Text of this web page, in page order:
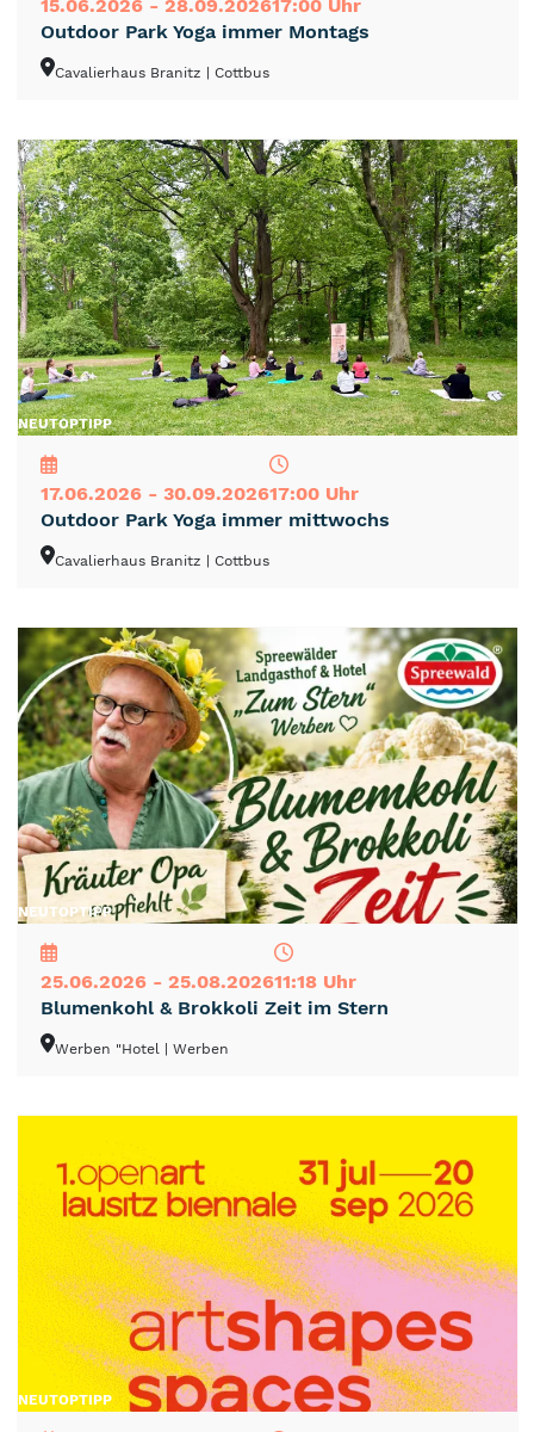
15.06.2026 - 28.09.202617:00 Uhr
Outdoor Park Yoga immer Montags
Cavalierhaus Branitz | Cottbus
NEUTOPTIPP
17.06.2026 - 30.09.202617:00 Uhr
Outdoor Park Yoga immer mittwochs
Cavalierhaus Branitz | Cottbus
NEUTOPTIPP
25.06.2026 - 25.08.202611:18 Uhr
Blumenkohl & Brokkoli Zeit im Stern
Werben "Hotel | Werben
NEUTOPTIPP